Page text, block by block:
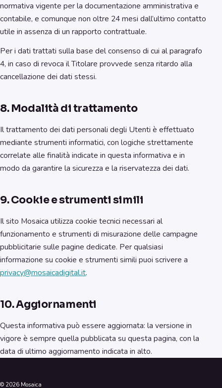
normativa vigente per la documentazione amministrativa e
contabile, e comunque non oltre 24 mesi dall’ultimo contatto
utile in assenza di un rapporto contrattuale.
Per i dati trattati sulla base del consenso di cui al paragrafo
4, in caso di revoca il Titolare provvede senza ritardo alla
cancellazione dei dati stessi.
8. Modalità di trattamento
Il trattamento dei dati personali degli Utenti è effettuato
mediante strumenti informatici, con logiche strettamente
correlate alle finalità indicate in questa informativa e in
modo da garantire la sicurezza e la riservatezza dei dati.
9. Cookie e strumenti simili
Il sito Mosaica utilizza cookie tecnici necessari al
funzionamento e strumenti di misurazione delle campagne
pubblicitarie sulle pagine dedicate. Per qualsiasi
informazione su cookie e strumenti simili puoi scrivere a
privacy@mosaicadigital.it.
10. Aggiornamenti
Questa informativa può essere aggiornata: la versione in
vigore è sempre quella pubblicata su questa pagina, con la
data di ultimo aggiornamento indicata in alto.
© 2026 Mosaica